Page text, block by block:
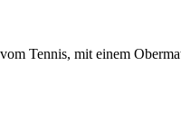
Tennis, mit einem